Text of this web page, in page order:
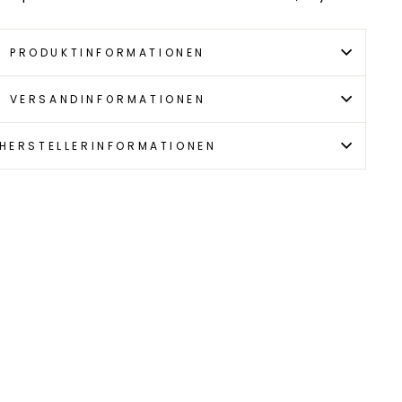
PRODUKTINFORMATIONEN
VERSANDINFORMATIONEN